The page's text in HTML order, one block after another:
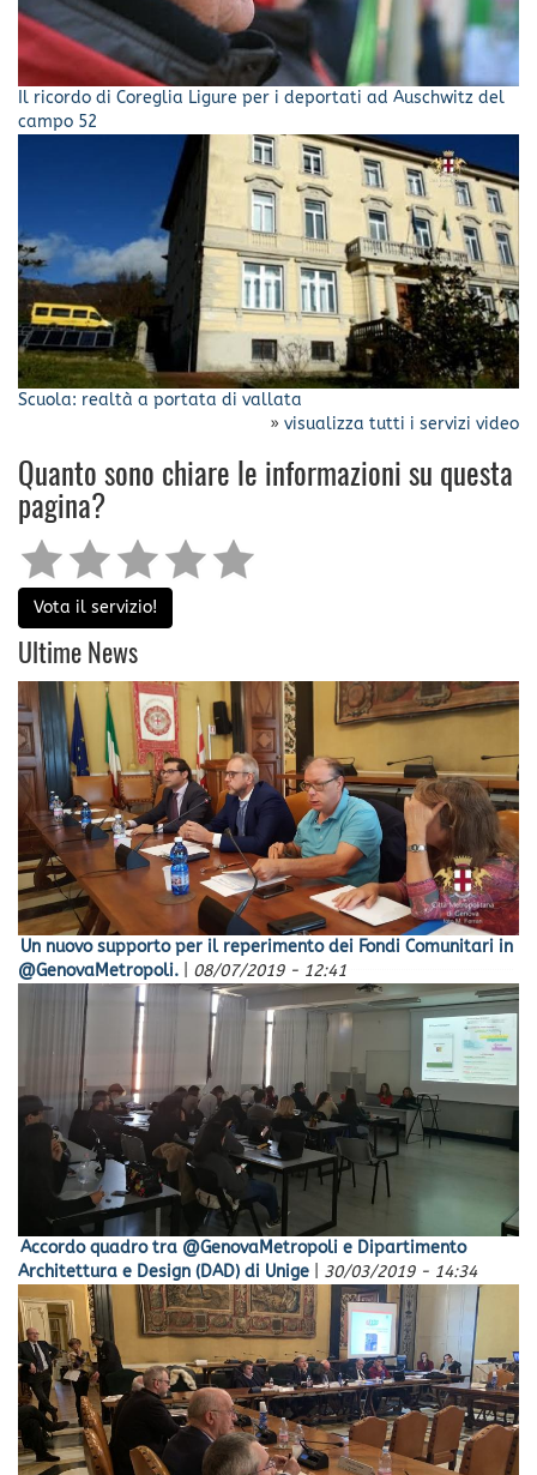
Il ricordo di Coreglia Ligure per i deportati ad Auschwitz del
campo 52
Scuola: realtà a portata di vallata
» visualizza tutti i servizi video
Quanto sono chiare le informazioni su questa
pagina?
Vota il servizio!
Ultime News
Un nuovo supporto per il reperimento dei Fondi Comunitari in
@GenovaMetropoli.
08/07/2019 - 12:41
Accordo quadro tra @GenovaMetropoli e Dipartimento
Architettura e Design (DAD) di Unige
30/03/2019 - 14:34